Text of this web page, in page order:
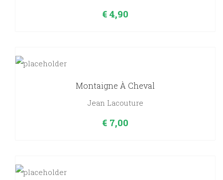
€ 4,90
Montaigne À Cheval
Jean Lacouture
€ 7,00